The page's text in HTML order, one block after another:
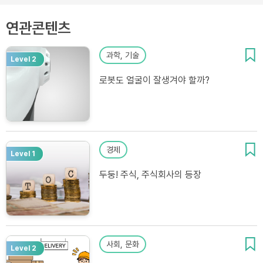
연관콘텐츠
Level 2 과학, 기술
로봇도 얼굴이 잘생겨야 할까?
Level 1 경제
두둥! 주식, 주식회사의 등장
Level 2 사회, 문화